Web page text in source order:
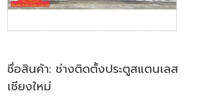
ชื่อสินค้า: ช่างติดตั้งประตูสแตนเลส
เชียงใหม่